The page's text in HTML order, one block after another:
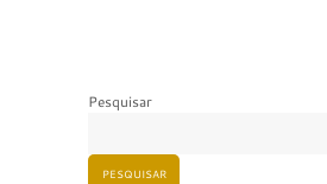
Pesquisar
PESQUISAR